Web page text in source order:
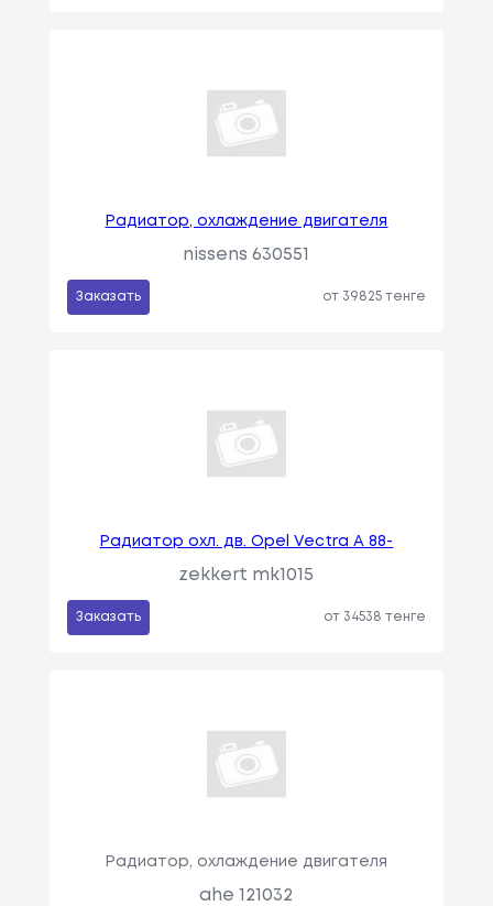
Радиатор, охлаждение двигателя
nissens 630551
Заказать от 39825 тенге
Радиатор охл. дв. Opel Vectra A 88-
zekkert mk1015
Заказать от 34538 тенге
Радиатор, охлаждение двигателя
ahe 121032